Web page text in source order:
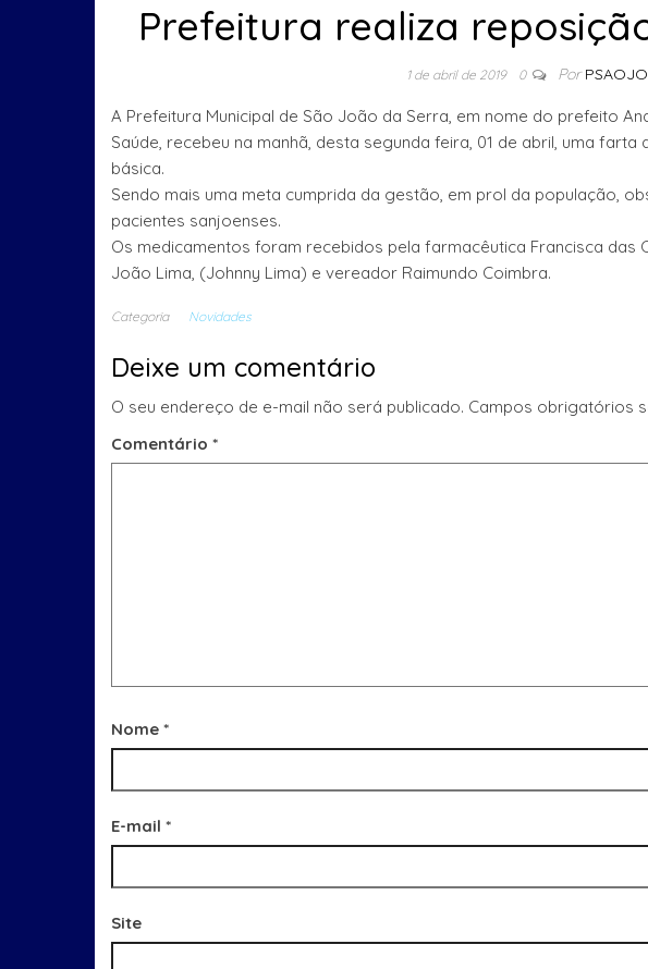
Prefeitura realiza
1 de abril de 2019 0 Por
A Prefeitura Municipal de São João da Serra, em nome do prefeito
Saúde, recebeu na manhã, desta segunda feira, 01 de abril, uma
básica.
Sendo mais uma meta cumprida da gestão, em prol da população,
pacientes sanjoenses.
Os medicamentos foram recebidos pela farmacêutica Francisca das
João Lima, (Johnny Lima) e vereador Raimundo Coimbra.
Categoria Novidades
Deixe um comentário
O seu endereço de e-mail não será publicado. Campos obrigatórios
Comentário *
Nome *
E-mail *
Site